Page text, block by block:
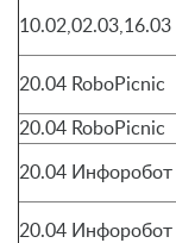
20.04 RoboPicnic
20.04 RoboPicnic
20.04 Инфоробот
20.04 Инфоробот